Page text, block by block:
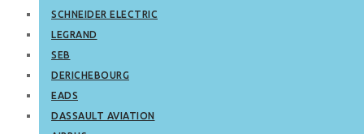
SCHNEIDER ELECTRIC
LEGRAND
SEB
DERICHEBOURG
EADS
DASSAULT AVIATION